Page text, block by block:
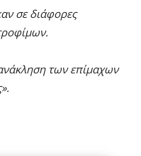
σε διάφορες
των επίμαχων